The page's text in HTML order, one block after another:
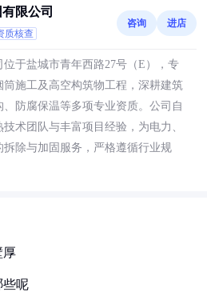
限公司
质核查
咨询 进店
于盐城市青年西路27号（E），专
施工及高空构筑物工程，深耕建筑
防腐保温等多项专业资质。公司自
术团队与丰富项目经验，为电力、
除与加固服务，严格遵循行业规
厚
些呢